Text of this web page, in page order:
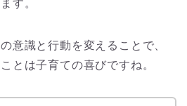
す。
意識と行動を変えることで、
とは子育ての喜びですね。